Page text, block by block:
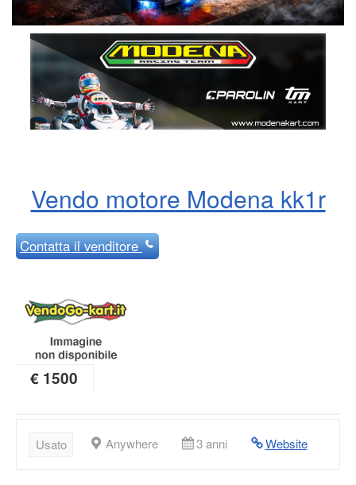
Vendo motore Modena kk1r
Contattail venditore
€ 1500
Usato Anywhere 3 anni Website